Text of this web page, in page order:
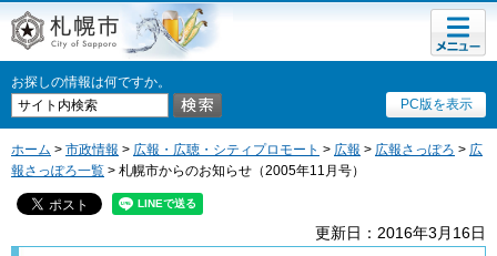
札幌市
お探しの情報は何ですか。
PC版を表示
メニュ
ー
ホーム > 市政情報 > 広報・広聴・シティプロモート > 広報 > 広報さっぽろ > 広
報さっぽろ一覧 > 札幌市からのお知らせ（2005年11月号）
更新日：2016年3月16日